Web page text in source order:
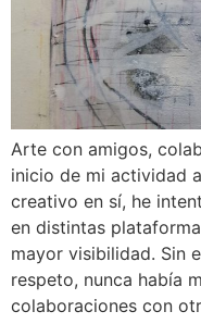
Arte con amigos,
inicio de mi actividad
creativo en sí, he
en distintas
mayor visibilidad. Sin
respeto, nunca había
colaboraciones con